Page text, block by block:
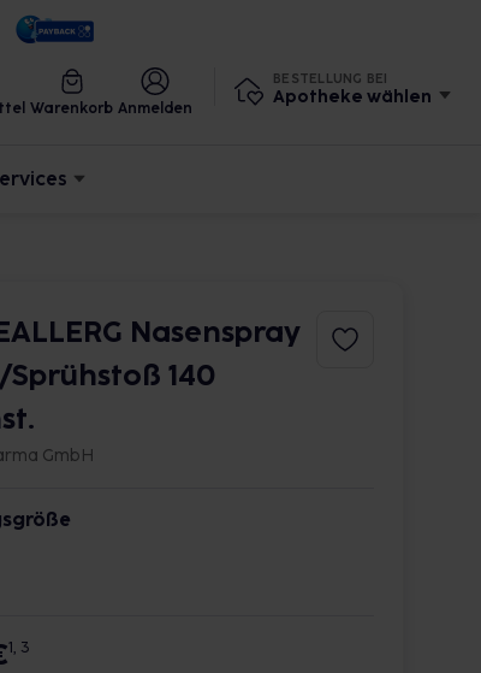
Warenkorb Anmelden
BESTELLUNG BEI
Apotheke wählen
Nasenspray
Sprühstoß 140
GmbH
1, 3